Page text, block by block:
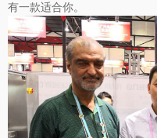
有一款适合你。